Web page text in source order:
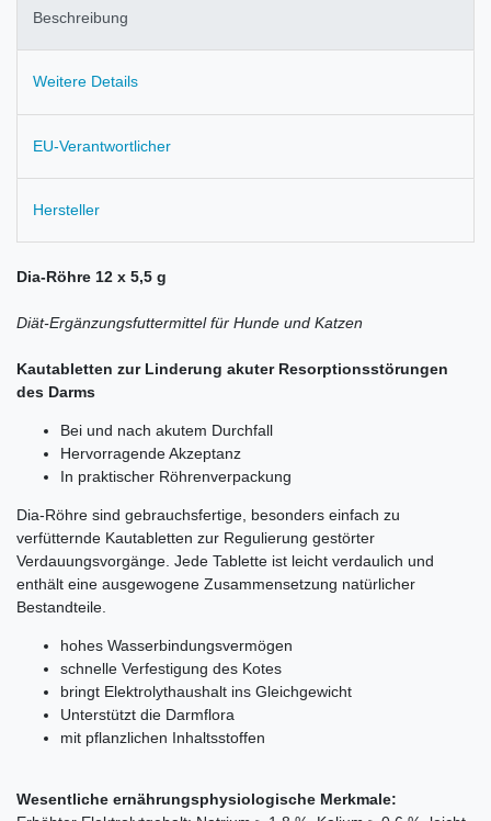
Beschreibung
Weitere Details
EU-Verantwortlicher
Hersteller
Dia-Röhre 12 x 5,5 g
Diät-Ergänzungsfuttermittel für Hunde und Katzen
Kautabletten zur Linderung akuter Resorptionsstörungen
des Darms
Bei und nach akutem Durchfall
Hervorragende Akzeptanz
In praktischer Röhrenverpackung
Dia-Röhre sind gebrauchsfertige, besonders einfach zu
verfütternde Kautabletten zur Regulierung gestörter
Verdauungsvorgänge. Jede Tablette ist leicht verdaulich und
enthält eine ausgewogene Zusammensetzung natürlicher
Bestandteile.
hohes Wasserbindungsvermögen
schnelle Verfestigung des Kotes
bringt Elektrolythaushalt ins Gleichgewicht
Unterstützt die Darmflora
mit pflanzlichen Inhaltsstoffen
Wesentliche ernährungsphysiologische Merkmale: